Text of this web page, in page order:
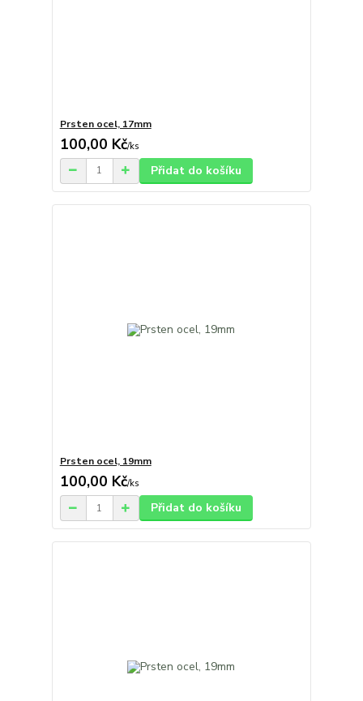
Prsten ocel, 17mm
100,00 Kč/ks
Přidat do košíku
Prsten ocel, 19mm
100,00 Kč/ks
Přidat do košíku